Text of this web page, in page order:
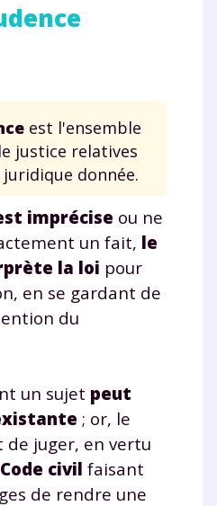
est l'ensemble
justice relatives
donnée.
imprécise ou ne
un fait, le
la loi pour
en se gardant de
du
un sujet peut
; or, le
juger, en vertu
civil faisant
de rendre une